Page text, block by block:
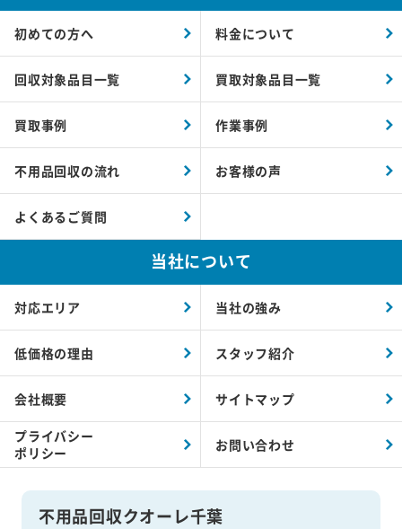
不用品回収クオーレ千葉
初めての方へ 料金について
回収対象品目一覧 買取対象品目一覧
買取事例 作業事例
不用品回収の流れ お客様の声
よくあるご質問
当社について
対応エリア 当社の強み
低価格の理由 スタッフ紹介
会社概要 サイトマップ
プライバシー
ポリシー
お問い合わせ